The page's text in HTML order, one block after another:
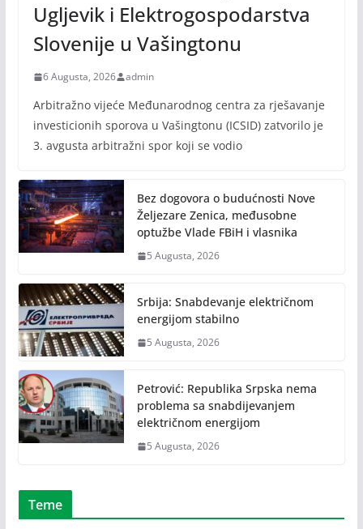
Ugljevik i Elektrogospodarstva
Slovenije u Vašingtonu
6 Augusta, 2026 admin
Arbitražno vijeće Međunarodnog centra za rješavanje
investicionih sporova u Vašingtonu (ICSID) zatvorilo je
3. avgusta arbitražni spor koji se vodio
Bez dogovora o budućnosti Nove
Željezare Zenica, međusobne
optužbe Vlade FBiH i vlasnika
5 Augusta, 2026
Srbija: Snabdevanje električnom
energijom stabilno
5 Augusta, 2026
Petrović: Republika Srpska nema
problema sa snabdijevanjem
električnom energijom
5 Augusta, 2026
Teme